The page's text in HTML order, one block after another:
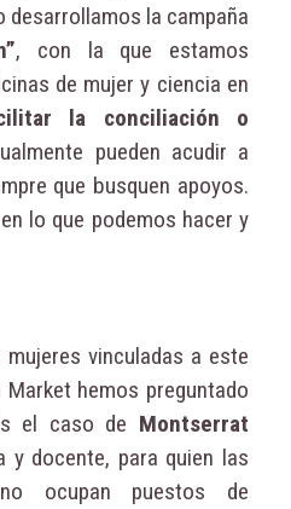
desarrollamos la campaña
, con la que estamos
de mujer y ciencia en
la conciliación o
pueden acudir a
que busquen apoyos.
lo que podemos hacer y
vinculadas a este
Market hemos preguntado
el caso de Montserrat
y docente, para quien las
ocupan puestos de